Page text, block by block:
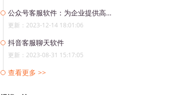
公众号客服软件：为企业提供高效便捷的服务
更新：2023-12-14 18:01:06
抖音客服聊天软件
更新：2023-08-31 15:17:05
查看更多 >>